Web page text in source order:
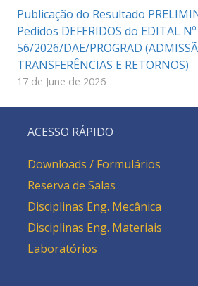
Publicação do Resultado
Pedidos DEFERIDOS do EDITAL Nº
56/2026/DAE/PROGRAD
TRANSFERÊNCIAS E RETORNOS)
17 de June de 2026
ACESSO RÁPIDO
Downloads / Formulários
Reserva de Salas
Disciplinas Eng. Mecânica
Disciplinas Eng. Materiais
Laboratórios